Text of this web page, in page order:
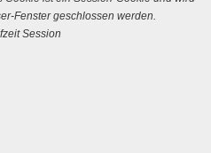
Fenster geschlossen werden.
Session